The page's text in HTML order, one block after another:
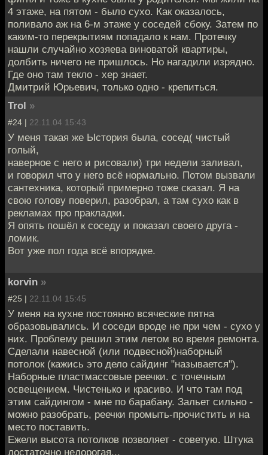
4 этаже, на пятом - было сухо. Как оказалось,
поливало аж на 6-м этаже у соседей сбоку. Затем по
каким-то перекрытиям попадало к нам. Протечку
нашли случайно хозяева виноватой квартиры,
долбить ничего не пришлось. Но нагадили изрядно.
Где оно там текло - хер знает.
Дмитрий Юрьевич, только одно - крепиться.
Trol »
#24 | 22.11.04 15:43
У меня такая же Ыстория была, сосед( чистый
голый,
наверное с него и рисовали) три недели заливал,
и говорил что у него всё нормально. Потом вызвали
сантехника, который примерно тоже сказал. Я на
свою голову поверил, разобрал, а там сухо как в
рекламах про пракладки.
Я опять пошёл к соседу и показал своего друга -
ломик.
Вот уже пол года всё впорядке.
korvin »
#25 | 22.11.04 15:45
У меня на кухне постоянно всяческие пятна
образовывались. И соседи вроде не при чем - сухо у
них. Проблему решил этим летом во время ремонта.
Сделали навесной (или подвесной)наборный
потолок (кажись это дело сайдинг "называется").
Наборные пластмассовые реечки. с точечным
освещением. Чистенько и красиво. И что там под
этим сайдингом - мне по барабану. Зальет сильно -
можно разобрать, реечки промыть-прочистить и на
место поставить.
Ежели высота потолков позволяет - советую. Штука
достаточно недорогая...